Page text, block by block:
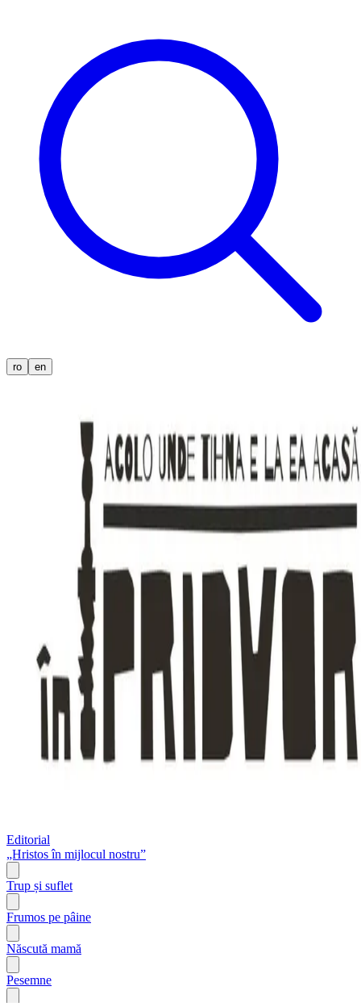
ro en
Editorial
„Hristos în mijlocul nostru”
Trup și suflet
Frumos pe pâine
Născută mamă
Pesemne